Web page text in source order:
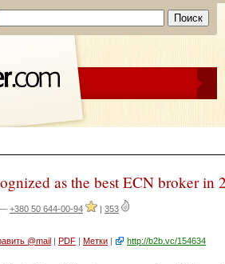
as the best ECN broker in
+380 50 644-00-94 | 353
@mail PDF Метки http://b2b.vc/154634